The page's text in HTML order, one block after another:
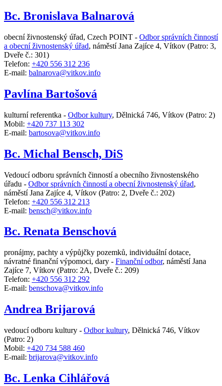
Bc. Bronislava Balnarová
obecní živnostenský úřad, Czech POINT - Odbor správních činností
a obecní živnostenský úřad, náměstí Jana Zajíce 4, Vítkov (Patro: 3,
Dveře č.: 301)
Telefon: +420 556 312 236
E-mail: balnarova@vitkov.info
Pavlína Bartošová
kulturní referentka - Odbor kultury, Dělnická 746, Vítkov (Patro: 2)
Mobil: +420 737 113 302
E-mail: bartosova@vitkov.info
Bc. Michal Bensch, DiS
Vedoucí odboru správních činností a obecního živnostenského
úřadu - Odbor správních činností a obecní živnostenský úřad,
náměstí Jana Zajíce 4, Vítkov (Patro: 2, Dveře č.: 202)
Telefon: +420 556 312 213
E-mail: bensch@vitkov.info
Bc. Renata Benschová
pronájmy, pachty a výpůjčky pozemků, individuální dotace,
návratné finanční výpomoci, dary - Finanční odbor, náměstí Jana
Zajíce 7, Vítkov (Patro: 2A, Dveře č.: 209)
Telefon: +420 556 312 292
E-mail: benschova@vitkov.info
Andrea Brijarová
vedoucí odboru kultury - Odbor kultury, Dělnická 746, Vítkov
(Patro: 2)
Mobil: +420 734 588 460
E-mail: brijarova@vitkov.info
Bc. Lenka Cihlářová